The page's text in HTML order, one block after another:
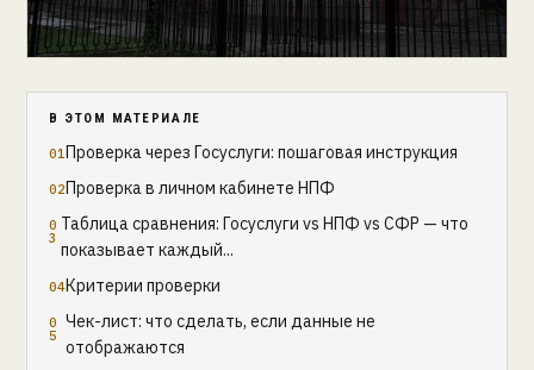
В ЭТОМ МАТЕРИАЛЕ
Проверка через Госуслуги: пошаговая инструкция
Проверка в личном кабинете НПФ
Таблица сравнения: Госуслуги vs НПФ vs СФР — что
показывает каждый...
Критерии проверки
Чек-лист: что сделать, если данные не
отображаются